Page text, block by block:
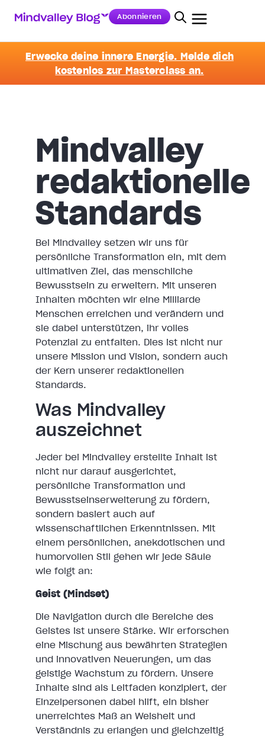
Abonnieren
Erwecke deine innere Energie. Melde dich
kostenlos zur Masterclass an.
Mindvalley
redaktionelle
Standards
Bei Mindvalley setzen wir uns für
persönliche Transformation ein, mit dem
ultimativen Ziel, das menschliche
Bewusstsein zu erweitern. Mit unseren
Inhalten möchten wir eine Milliarde
Menschen erreichen und verändern und
sie dabei unterstützen, ihr volles
Potenzial zu entfalten. Dies ist nicht nur
unsere Mission und Vision, sondern auch
der Kern unserer redaktionellen
Standards.
Was Mindvalley
auszeichnet
Jeder bei Mindvalley erstellte Inhalt ist
nicht nur darauf ausgerichtet,
persönliche Transformation und
Bewusstseinserweiterung zu fördern,
sondern basiert auch auf
wissenschaftlichen Erkenntnissen. Mit
einem persönlichen, anekdotischen und
humorvollen Stil gehen wir jede Säule
wie folgt an:
Geist (Mindset)
Die Navigation durch die Bereiche des
Geistes ist unsere Stärke. Wir erforschen
eine Mischung aus bewährten Strategien
und innovativen Neuerungen, um das
geistige Wachstum zu fördern. Unsere
Inhalte sind als Leitfaden konzipiert, der
Einzelpersonen dabei hilft, ein bisher
unerreichtes Maß an Weisheit und
Verständnis zu erlangen und gleichzeitig